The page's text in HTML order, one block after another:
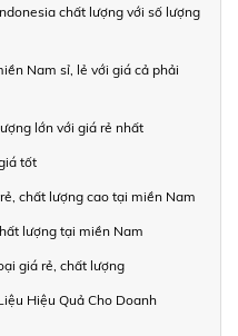
chất lượng với số lượng
Nam sỉ, lẻ với giá cả phải
lớn với giá rẻ nhất
tốt
chất lượng cao tại miền Nam
lượng tại miền Nam
giá rẻ, chất lượng
Hiệu Quả Cho Doanh